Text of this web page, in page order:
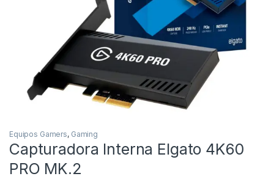
Equipos Gamers, Gaming
Capturadora Interna Elgato 4K60
PRO MK.2